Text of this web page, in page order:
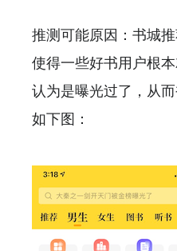
推测可能原因：书城
使得一些好书用户根
认为是曝光过了，从
如下图：